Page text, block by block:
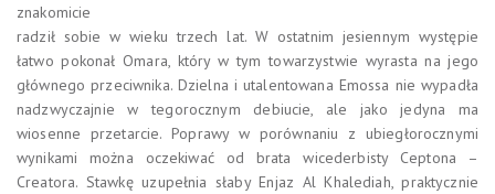
znakomicie
radził sobie w wieku trzech lat. W ostatnim jesiennym występie
łatwo pokonał Omara, który w tym towarzystwie wyrasta na jego
głównego przeciwnika. Dzielna i utalentowana Emossa nie wypadła
nadzwyczajnie w tegorocznym debiucie, ale jako jedyna ma
wiosenne przetarcie. Poprawy w porównaniu z ubiegłorocznymi
wynikami można oczekiwać od brata wicederbisty Ceptona –
Creatora. Stawkę uzupełnia słaby Enjaz Al Khalediah, praktycznie